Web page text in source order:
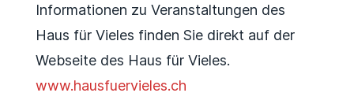
Informationen zu Veranstaltungen des
Haus für Vieles finden Sie direkt auf der
Webseite des Haus für Vieles.
www.hausfuervieles.ch